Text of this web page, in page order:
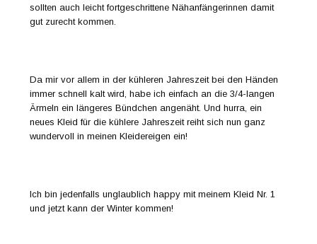
sollten auch leicht fortgeschrittene Nähanfängerinnen damit
gut zurecht kommen.
Da mir vor allem in der kühleren Jahreszeit bei den Händen
immer schnell kalt wird, habe ich einfach an die 3/4-langen
Ärmeln ein längeres Bündchen angenäht. Und hurra, ein
neues Kleid für die kühlere Jahreszeit reiht sich nun ganz
wundervoll in meinen Kleidereigen ein!
Ich bin jedenfalls unglaublich happy mit meinem Kleid Nr. 1
und jetzt kann der Winter kommen!